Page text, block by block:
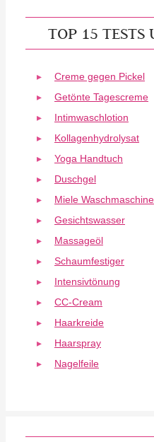
TOP 15 TESTS
Creme gegen Pickel
Getönte Tagescreme
Intimwaschlotion
Kollagenhydrolysat
Yoga Handtuch
Duschgel
Miele Waschmaschine
Gesichtswasser
Massageöl
Schaumfestiger
Intensivtönung
CC-Cream
Haarkreide
Haarspray
Nagelfeile